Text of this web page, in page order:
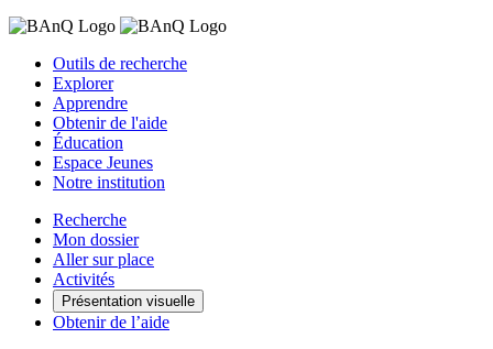
Outils de recherche
Explorer
Apprendre
Obtenir de l'aide
Éducation
Espace Jeunes
Notre institution
Recherche
Mon dossier
Aller sur place
Activités
Présentation visuelle
Obtenir de l’aide